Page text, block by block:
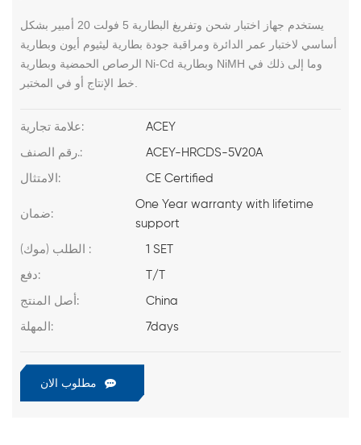
يستخدم جهاز اختبار شحن وتفريغ البطارية 5 فولت 20 أمبير بشكل
أساسي لاختبار عمر الدائرة ومراقبة جودة بطارية ليثيوم أيون وبطارية
الرصاص الحمضية وبطارية Ni-Cd وبطارية NiMH وما إلى ذلك في
خط الإنتاج أو في المختبر.
علامة تجارية: ACEY
رقم الصنف.: ACEY-HRCDS-5V20A
الامتثال: CE Certified
ضمان:
One Year warranty with lifetime
support
الطلب (موك) : 1 SET
دفع: T/T
أصل المنتج: China
المهلة: 7days
مطلوب الان